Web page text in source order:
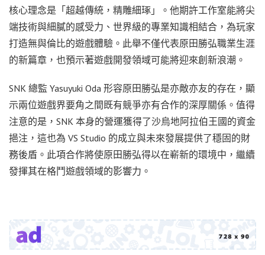
核心理念是「超越傳統，精雕細琢」。他期許工作室能將尖
端技術與細膩的感受力、世界級的專業知識相結合，為玩家
打造無與倫比的遊戲體驗。此舉不僅代表原田勝弘職業生涯
的新篇章，也預示著遊戲開發領域可能將迎來創新浪潮。
SNK 總監 Yasuyuki Oda 形容原田勝弘是亦敵亦友的存在，顯
示兩位遊戲界要角之間既有競爭亦有合作的深厚關係。值得
注意的是，SNK 本身的營運獲得了沙烏地阿拉伯王國的資金
挹注，這也為 VS Studio 的成立與未來發展提供了穩固的財
務後盾。此項合作將使原田勝弘得以在嶄新的環境中，繼續
發揮其在格鬥遊戲領域的影響力。